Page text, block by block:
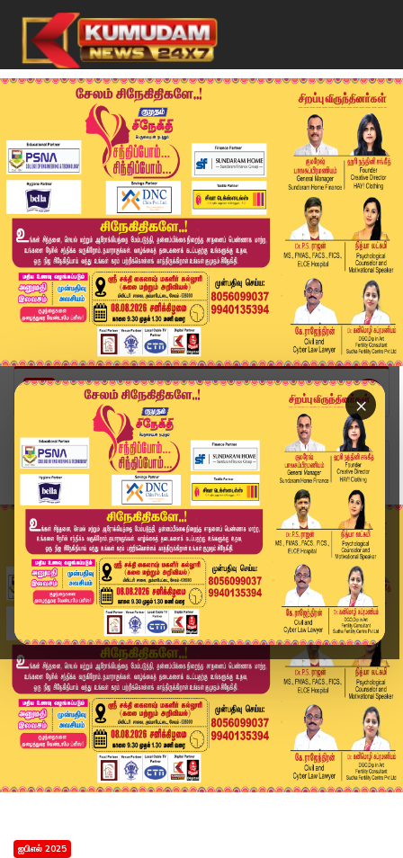
×
Home
ஐபிஎல் 2025
MI vs GT: கைக்கொடுக்காத கில்.. பும்ராவின் யார்க...
ஐபிஎல் 2025